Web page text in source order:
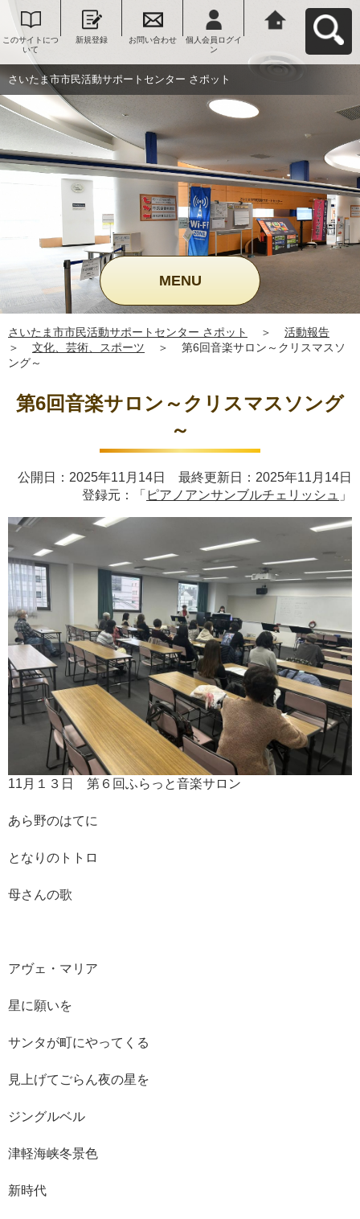
このサイトにつ
いて
新規登録 お問い合わせ
個人会員ログイ
ン
ンター さポット
へ戻る
さいたま市市民活動サポートセンター さポット
MENU
さいたま市市民活動サポートセンター さポット ＞
活動報告
＞
文化、芸術、スポーツ ＞
第6回音楽サロン～クリスマスソ
ング～
第6回音楽サロン～クリスマスソング
～
公開日：2025年11月14日 最終更新日：2025年11月14日
登録元：「 ピアノアンサンブルチェリッシュ 」
11月１３日 第６回ふらっと音楽サロン
あら野のはてに
となりのトトロ
母さんの歌
アヴェ・マリア
星に願いを
サンタが町にやってくる
見上げてごらん夜の星を
ジングルベル
津軽海峡冬景色
新時代